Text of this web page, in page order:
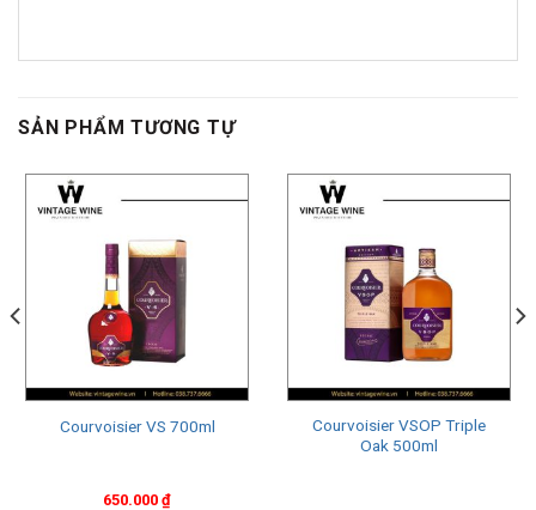
SẢN PHẨM TƯƠNG TỰ
Courvoisier VS 700ml
650.000 ₫
Courvoisier VSOP Triple
Oak 500ml